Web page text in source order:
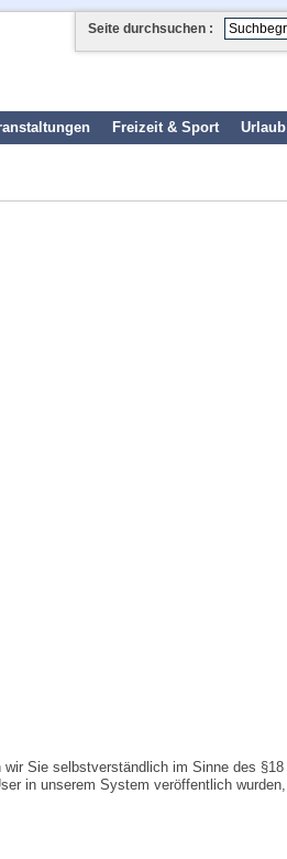
Seite durchsuchen :
Freizeit & Sport Urlaub
Sie selbstverständlich im Sinne des §18
in unserem System veröffentlich wurden,